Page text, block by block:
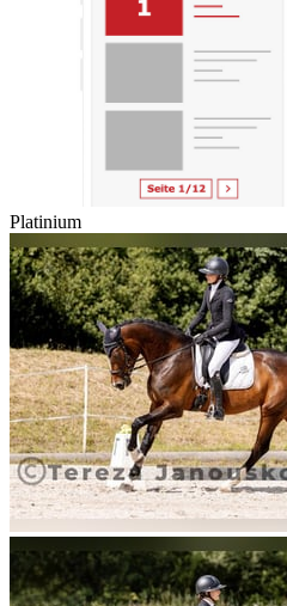
Platinium